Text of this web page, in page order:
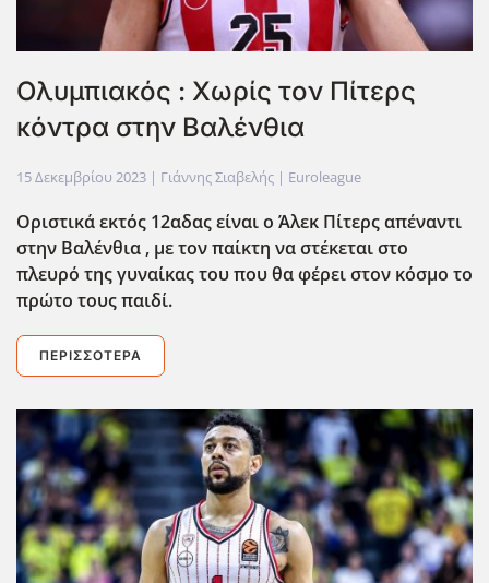
Ολυμπιακός : Χωρίς τον Πίτερς
κόντρα στην Βαλένθια
15 Δεκεμβρίου 2023 | Γιάννης Σιαβελής | Euroleague
Οριστικά εκτός 12αδας είναι ο Άλεκ Πίτερς απέναντι
στην Βαλένθια , με τον παίκτη να στέκεται στο
πλευρό της γυναίκας του που θα φέρει στον κόσμο το
πρώτο τους παιδί.
ΠΕΡΙΣΣΌΤΕΡΑ